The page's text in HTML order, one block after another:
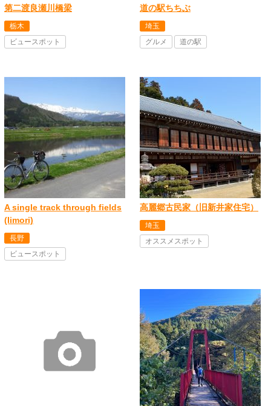
第二渡良瀬川橋梁
栃木
ビュースポット
道の駅ちちぶ
埼玉
グルメ
道の駅
A single track through fields
(Iimori)
長野
ビュースポット
高麗郷古民家（旧新井家住宅）
埼玉
オススメスポット